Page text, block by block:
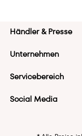
Händler & Presse
Unternehmen
Servicebereich
Social Media